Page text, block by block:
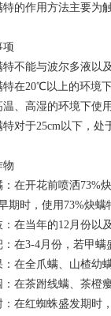
特的作用方法主要为
项
特不能与波尔多液以
特在20℃以上的环境
温、高湿的环境下使
特对于25cm以下，
物
：在开花前喷洒73%
期时，使用73%炔螨
：在当年的12月份以
：在3-4月份，若甲
：在全爪螨、山楂幼
：在茶跗线螨、茶橙
：在红蜘蛛盛发期时